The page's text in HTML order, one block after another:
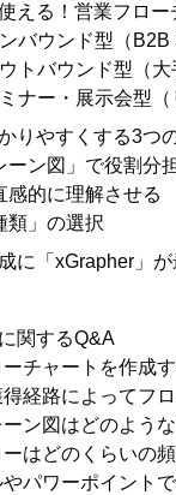
える！営業フロー
バウンド型（B2B
トバウンド型（大
ナー・展示会型（
りやすくする3つ
ーン図」で役割分
感的に理解させる
類」の選択
に「xGrapher」
関するQ&A
チャートを作成
経路によってフ
ン図はどのよう
はどのくらいの
パワーポイント